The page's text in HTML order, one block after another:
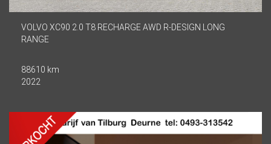
VOLVO XC90 2.0 T8 RECHARGE AWD R-DESIGN LONG
RANGE
88610 km
2022